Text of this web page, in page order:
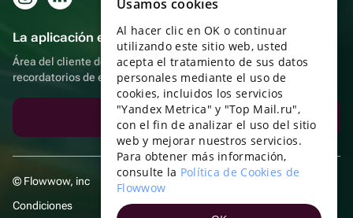
La aplicación es aún más práctica.
Área del cliente del destinatario, más bonos por compras y
recordatorios de eventos
Descargar la aplicación
© Flowwow, inc
Condiciones
ENGLISH
UKRAINIAN
PORTUGUESE
SPANISH
HUNGARIAN
ITALIAN
Usamos cookies
Al hacer clic en OK o continuar
utilizando este sitio web, usted
acepta el tratamiento de sus datos
personales mediante el uso de
cookies, incluidos los servicios
"Yandex Metrica" y "Top Mail.ru",
con el fin de analizar el uso del sitio
web y mejorar nuestros servicios.
Para obtener más información,
consulte la Política de Cookies de
Flowwow